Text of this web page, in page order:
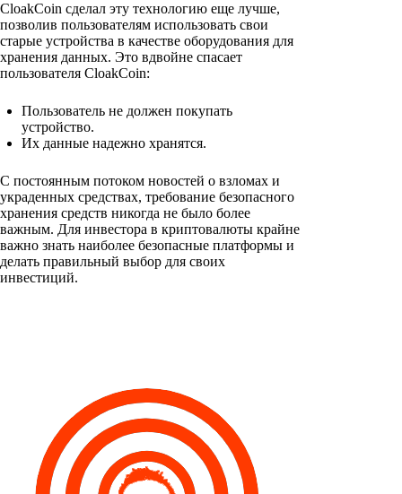
CloakCoin сделал эту технологию еще лучше,
позволив пользователям использовать свои
старые устройства в качестве оборудования для
хранения данных. Это вдвойне спасает
пользователя CloakCoin:
Пользователь не должен покупать
устройство.
Их данные надежно хранятся.
С постоянным потоком новостей о взломах и
украденных средствах, требование безопасного
хранения средств никогда не было более
важным. Для инвестора в криптовалюты крайне
важно знать наиболее безопасные платформы и
делать правильный выбор для своих
инвестиций.